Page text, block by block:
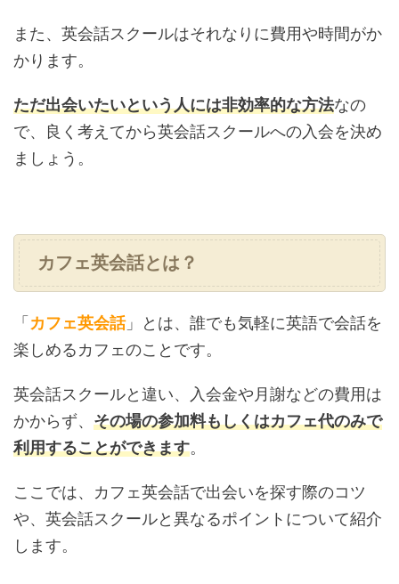
また、英会話スクールはそれなりに費用や時間がか
かります。
ただ出会いたいという人には非効率的な方法なの
で、良く考えてから英会話スクールへの入会を決め
ましょう。
カフェ英会話とは？
「 カフェ英会話」とは、誰でも気軽に英語で会話を
楽しめるカフェのことです。
英会話スクールと違い、入会金や月謝などの費用は
かからず、 その場の参加料もしくはカフェ代のみで
利用することができます。
ここでは、カフェ英会話で出会いを探す際のコツ
や、英会話スクールと異なるポイントについて紹介
します。